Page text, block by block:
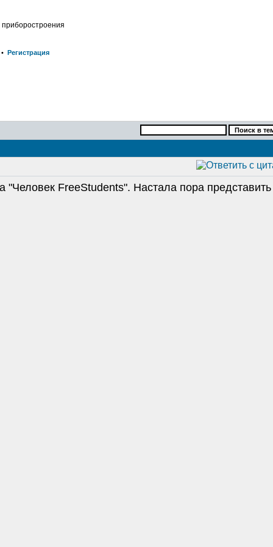
приборостроения
Регистрация
"Человек FreeStudents". Настала пора представить